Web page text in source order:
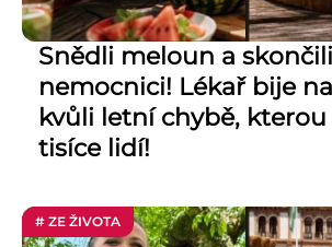
Snědli meloun a
nemocnici! Lékař bije
kvůli letní chybě,
tisíce lidí!
# ZE ŽIVOTA